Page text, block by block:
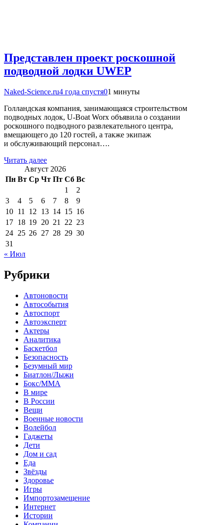
Представлен проект роскошной
подводной лодки UWEP
Naked-Science.ru4 года спустя01 минуты
Голландская компания, занимающаяся строительством
подводных лодок, U-Boat Worx объявила о создании
роскошного подводного развлекательного центра,
вмещающего до 120 гостей, а также экипаж
и обслуживающий персонал….
Читать далее
Август 2026
Пн Вт Ср Чт Пт Сб Вс
1
2
3
4 5 6 7 8
9
10 11 12 13 14 15 16
17 18 19 20 21 22 23
24 25 26 27 28 29 30
31
« Июл
Рубрики
Автоновости
Автособытия
Автоспорт
Автоэксперт
Актеры
Аналитика
Баскетбол
Безопасность
Безумный мир
Биатлон/Лыжи
Бокс/MMA
В мире
В России
Вещи
Военные новости
Волейбол
Гаджеты
Дети
Дом и сад
Еда
Звёзды
Здоровье
Игры
Импортозамещение
Интернет
Истории